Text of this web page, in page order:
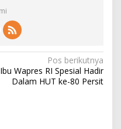
Pos berikutnya
Ibu Wapres RI Spesial Hadir
Dalam HUT ke-80 Persit